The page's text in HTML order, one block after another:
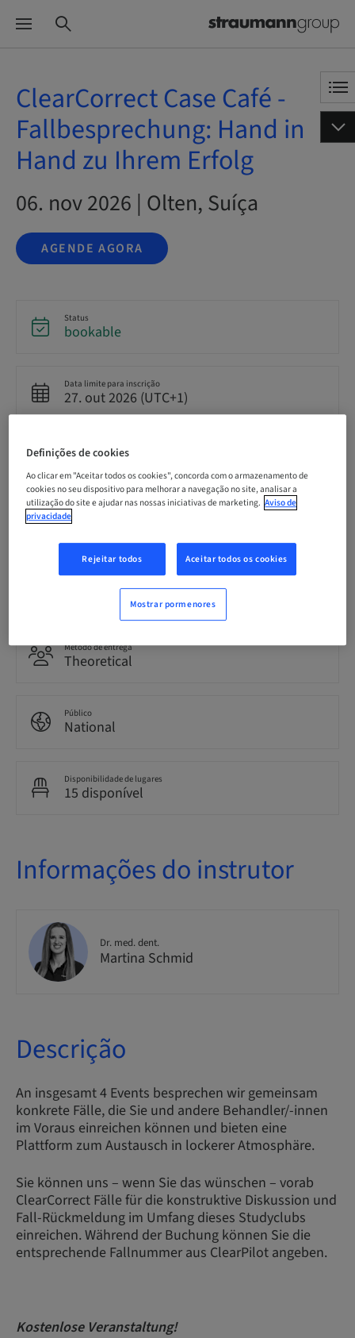
ClearCorrect Case Café -
Fallbesprechung: Hand in
Hand zu Ihrem Erfolg
06. nov 2026 | Olten, Suíça
AGENDE AGORA
Status
bookable
Data limite para inscrição
27. out 2026 (UTC+1)
Preço por participante (impostos locais aplicáveis)
CHF 0.00
Idioma
Alemão
3.00 Pontos
Método de entrega
Theoretical
Público
National
Disponibilidade de lugares
15 disponível
Informações do instrutor
Dr. med. dent.
Martina Schmid
Descrição
An insgesamt 4 Events besprechen wir gemeinsam
konkrete Fälle, die Sie und andere Behandler/-innen
im Voraus einreichen können und bieten eine
Plattform zum Austausch in lockerer Atmosphäre.
Sie können uns – wenn Sie das wünschen – vorab
ClearCorrect Fälle für die konstruktive Diskussion und
Fall-Rückmeldung im Umfang dieses Studyclubs
einreichen. Während der Buchung können Sie die
entsprechende Fallnummer aus ClearPilot angeben.
Kostenlose Veranstaltung!
Definições de cookies
Ao clicar em "Aceitar todos os cookies", concorda com o armazenamento de
cookies no seu dispositivo para melhorar a navegação no site, analisar a
utilização do site e ajudar nas nossas iniciativas de marketing. Aviso de
privacidade
Rejeitar todos Aceitar todos os cookies
Mostrar pormenores